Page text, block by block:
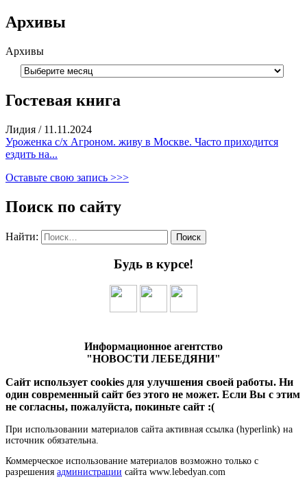
Архивы
Архивы
Гостевая книга
Лидия / 11.11.2024
Уроженка с/х Агроном. живу в Москве. Часто приходится
ездить на...
Оставьте свою запись >>>
Поиск по сайту
Найти:
Будь в курсе!
Информационное агентство
"НОВОСТИ ЛЕБЕДЯНИ"
Сайт использует cookies для улучшения своей работы. Ни
один современный сайт без этого не может. Если Вы с этим
не согласны, пожалуйста, покиньте сайт :(
При использовании материалов сайта активная ссылка (hyperlink) на
источник обязательна.
Коммерческое использование материалов возможно только с
разрешения администрации сайта www.lebedyan.com